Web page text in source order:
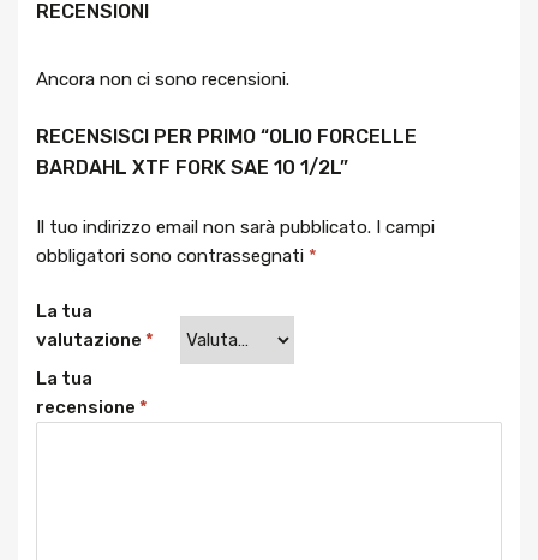
RECENSIONI
Ancora non ci sono recensioni.
RECENSISCI PER PRIMO “OLIO FORCELLE
BARDAHL XTF FORK SAE 10 1/2L”
Il tuo indirizzo email non sarà pubblicato. I campi
obbligatori sono contrassegnati *
La tua
valutazione *
La tua
recensione *